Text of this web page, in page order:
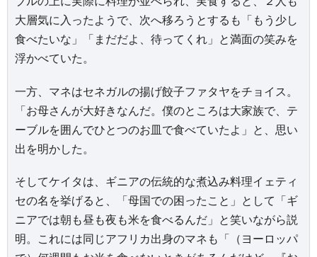
大層気に入ったようで、次へ移ろうとするも「もう少し
食べたいな」「まだだよ、待ってくれ」と満面の笑みを
浮かべていた。
一方、マネはセネガルの揚げ餃子ファタヤをチョイス。
「お母さんが大好きなんだ。僕のところは大家族で、テ
ーブルを囲んでひとつのお皿で食べていたよ」と、思い
出を明かした。
そしてケイタは、ギニアの伝統的な煮込み料理イェティ
セの名を挙げると、「母国での困ったこと」として「ギ
ニアでは朝も昼も夜も米を食べるんだ」と笑いながら説
明。これには同じアフリカ出身のマネも「（ヨーロッパ